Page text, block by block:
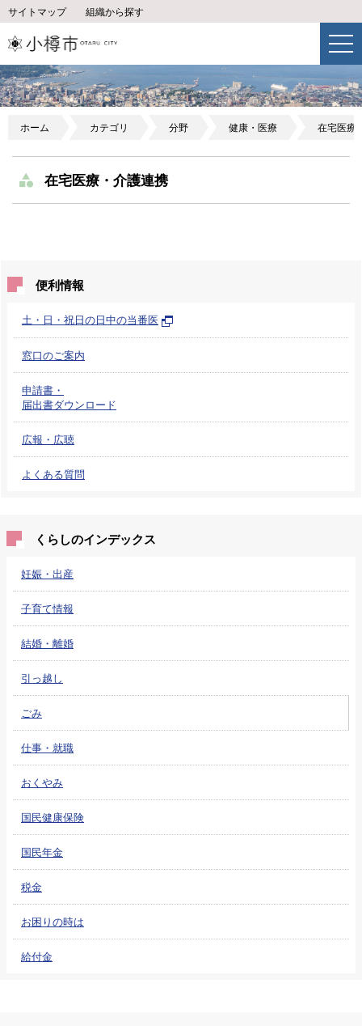
サイトマップ 組織から探す
ホーム カテゴリ 分野 健康・医療 在宅医療
在宅医療・介護連携
便利情報
土・日・祝日の日中の当番医
窓口のご案内
申請書・
届出書ダウンロード
広報・広聴
よくある質問
くらしのインデックス
妊娠・出産
子育て情報
結婚・離婚
引っ越し
ごみ
仕事・就職
おくやみ
国民健康保険
国民年金
税金
お困りの時は
給付金